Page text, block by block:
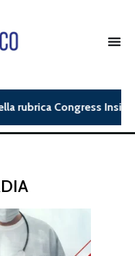
Congress